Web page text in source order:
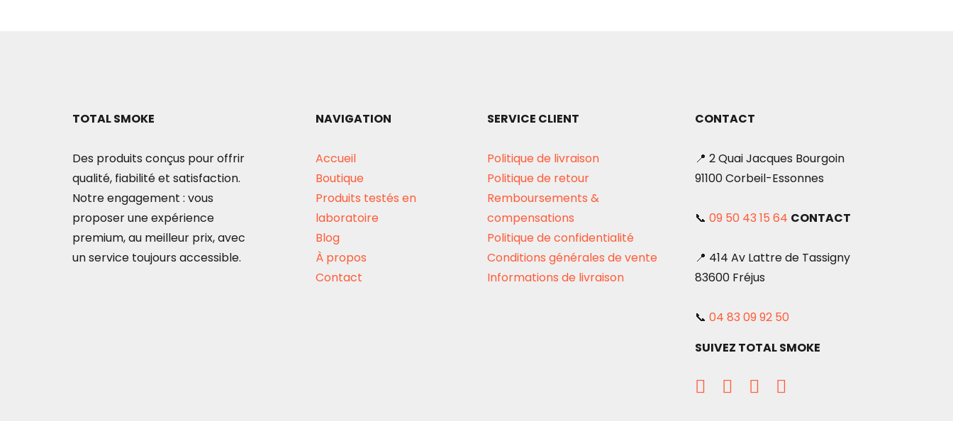
TOTAL SMOKE
Des produits conçus pour offrir
qualité, fiabilité et satisfaction.
Notre engagement : vous
proposer une expérience
premium, au meilleur prix, avec
un service toujours accessible.
NAVIGATION
Accueil
Boutique
Produits testés en
laboratoire
Blog
À propos
Contact
SERVICE CLIENT
Politique de livraison
Politique de retour
Remboursements &
compensations
Politique de confidentialité
Conditions générales de vente
Informations de livraison
CONTACT
📍 2 Quai Jacques Bourgoin
91100 Corbeil-Essonnes
📞 09 50 43 15 64 CONTACT
📍 414 Av Lattre de Tassigny
83600 Fréjus
📞 04 83 09 92 50
SUIVEZ TOTAL SMOKE